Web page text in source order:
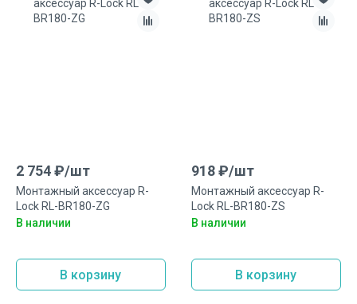
2 754₽/шт
Монтажный аксесcуар R-
Lock RL-BR180-ZG
В наличии
В корзину
918₽/шт
Монтажный аксесcуар R-
Lock RL-BR180-ZS
В наличии
В корзину